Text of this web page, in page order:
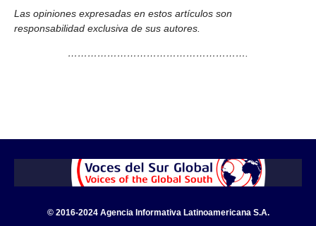
Las opiniones expresadas en estos artículos son
responsabilidad exclusiva de sus autores.
……………………………………………….
© 2016-2024 Agencia Informativa Latinoamericana S.A.